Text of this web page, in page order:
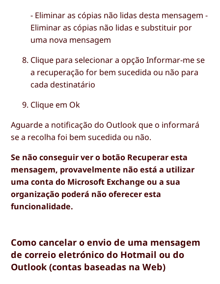
- Eliminar as cópias não lidas desta mensagem -
Eliminar as cópias não lidas e substituir por
uma nova mensagem
Clique para selecionar a opçãoInformar-me se
a recuperação for bem sucedida ou não para
cada destinatário
Clique em Ok
Aguarde a notificação do Outlook que o informará
se a recolha foi bem sucedida ou não.
Se não conseguir ver o botão Recuperar esta
mensagem, provavelmente não está a utilizar
uma conta do Microsoft Exchange ou a sua
organização poderá não oferecer esta
funcionalidade.
Como cancelar o envio de uma mensagem
de correio eletrónico do Hotmail ou do
Outlook (contas baseadas na Web)